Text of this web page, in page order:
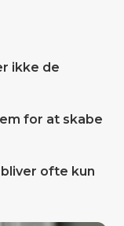
ikke de
for at skabe
ofte kun